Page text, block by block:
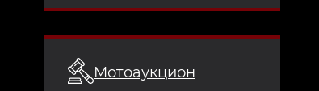
Мотоаукцион